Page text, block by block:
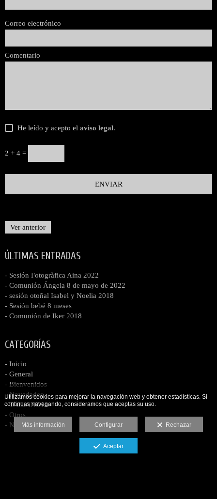
Correo electrónico
Comentario
He leído y acepto el aviso legal.
2 + 4 =
Ver anterior
ÚLTIMAS ENTRADAS
- Sesión Fotogràfica Aina 2022
- Comunión Ángela 8 de mayo de 2022
- sesión otoñal Isabel y Noelia 2018
- Sesión bebé 8 meses
- Comunión de Iker 2018
CATEGORÍAS
- Inicio
- General
- Bienvenidos
- Novedades
- TAILANDIA
- Otros
- Navidad 2013
Utilizamos cookies para mejorar la navegación web y obtener estadísticas. Si
continuas navegando, consideramos que aceptas su uso.
Más información Configurar Rechazar
Aceptar